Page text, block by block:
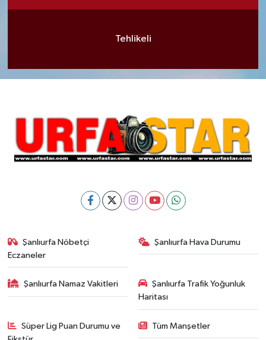
Tehlikeli
Şanlıurfa Nöbetçi
Eczaneler
Şanlıurfa Hava Durumu
Şanlıurfa Namaz Vakitleri
Şanlıurfa Trafik Yoğunluk
Haritası
Süper Lig Puan Durumu ve
Tüm Manşetler